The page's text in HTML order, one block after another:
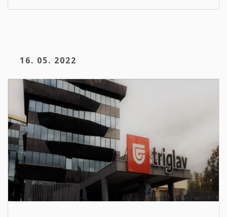
16. 05. 2022